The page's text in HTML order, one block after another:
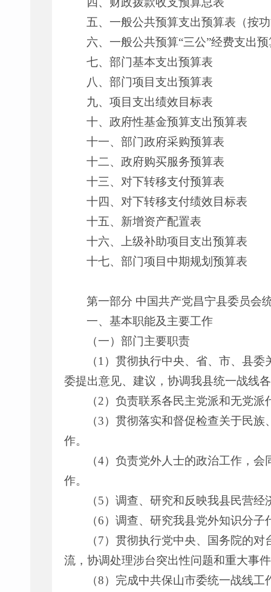
五、一般公共预算支出预算表（按
六、一般公共预算“三公”经费支出
七、部门基本支出预算表
八、部门项目支出预算表
九、项目支出绩效目标表
十、政府性基金预算支出预算表
十一、部门政府采购预算表
十二、政府购买服务预算表
十三、对下转移支付预算表
十四、对下转移支付绩效目标表
十五、新增资产配置表
十六、上级补助项目支出预算表
十七、部门项目中期规划预算表
第一部分 中国共产党昌宁县委员会
一、基本职能及主要工作
（一）部门主要职责
（1）贯彻执行中央、省、市、县
委提出意见、建议，协调我县统一战线
（2）负责联系各民主党派和无党派
（3）贯彻落实和督促检查关于民
作。
（4）负责党外人士的政治工作，
作。
（5）调查、研究和反映我县民营
（6）调查、研究我县党外知识分
（7）贯彻执行党中央、国务院的
流，协调处理涉台突出性问题和重大事
（8）完成中共保山市委统一战线